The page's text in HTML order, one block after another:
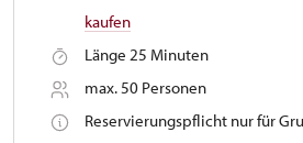
kaufen
Länge 25 Minuten
max. 50 Personen
Reservierungspflicht nur für